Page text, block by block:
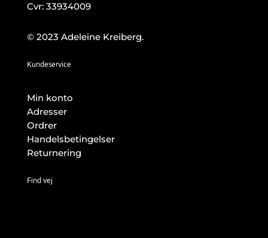
Cvr: 33934009
© 2023 Adeleine Kreiberg.
Kundeservice
Min konto
Adresser
Ordrer
Handelsbetingelser
Returnering
Find vej